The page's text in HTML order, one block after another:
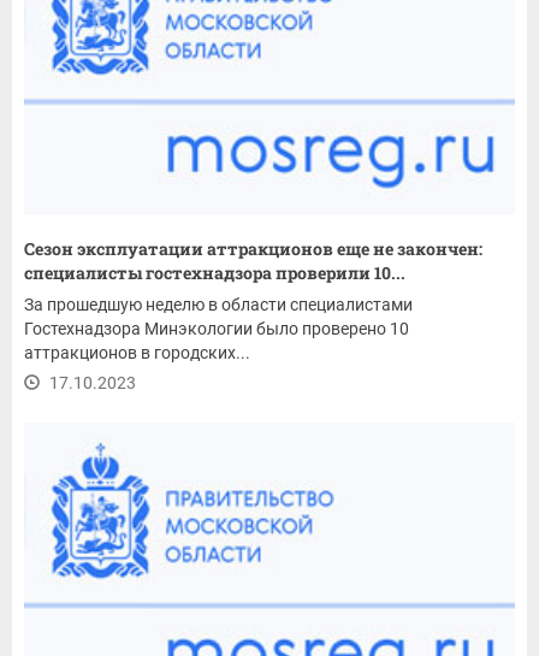
Сезон эксплуатации аттракционов еще не закончен:
специалисты гостехнадзора проверили 10...
За прошедшую неделю в области специалистами
Гостехнадзора Минэкологии было проверено 10
аттракционов в городских...
17.10.2023